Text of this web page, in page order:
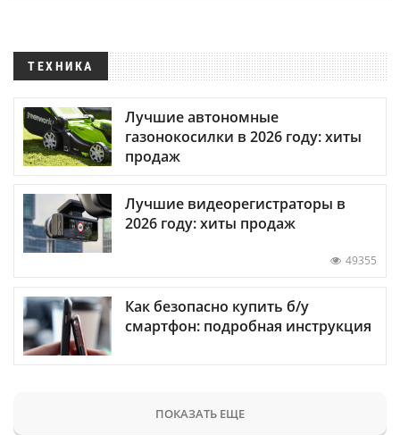
ТЕХНИКА
Лучшие автономные
газонокосилки в 2026 году: хиты
продаж
Лучшие видеорегистраторы в
2026 году: хиты продаж
49355
Как безопасно купить б/у
смартфон: подробная инструкция
ПОКАЗАТЬ ЕЩЕ